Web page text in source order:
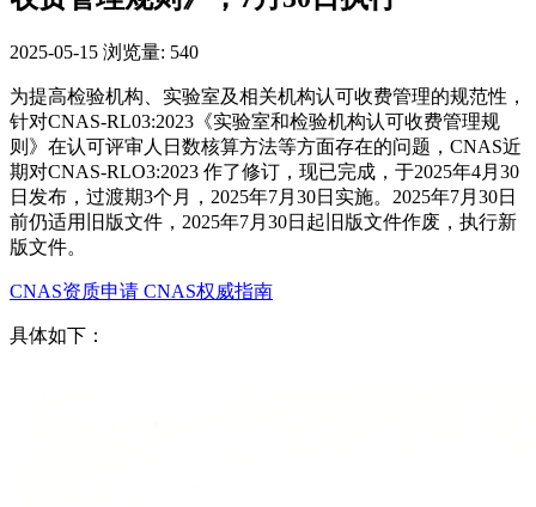
2025-05-15 浏览量: 540
为提高检验机构、实验室及相关机构认可收费管理的规范性，
针对CNAS-RL03:2023《实验室和检验机构认可收费管理规
则》在认可评审人日数核算方法等方面存在的问题，CNAS近
期对CNAS-RLO3:2023 作了修订，现已完成，于2025年4月30
日发布，过渡期3个月，2025年7月30日实施。2025年7月30日
前仍适用旧版文件，2025年7月30日起旧版文件作废，执行新
版文件。
CNAS资质申请 CNAS权威指南
具体如下：